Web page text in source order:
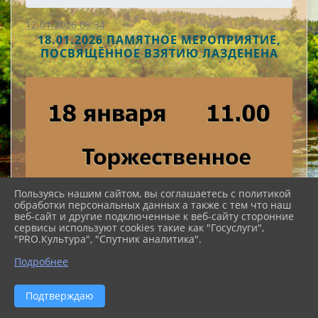
12.01.2026 08:34
18.01.2026 ПАМЯТНОЕ МЕРОПРИЯТИЕ,
ПОСВЯЩЁННОЕ ВЗЯТИЮ ЛАЗДЕНЕНА
Пользуясь нашим сайтом, вы соглашаетесь с политикой
обработки персональных данных а также с тем что наш
веб-сайт и другие подключенные к веб-сайту сторонние
сервисы используют cookies такие как "Госуслуги",
"PRO.Культура", "Спутник аналитика".
Подробнее
Подтверждаю